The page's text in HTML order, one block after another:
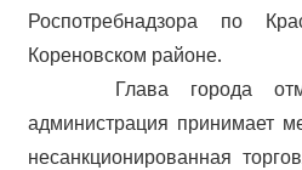
Роспотребнадзора по
Кореновском районе.
Глава города
администрация принимает
несанкционированная